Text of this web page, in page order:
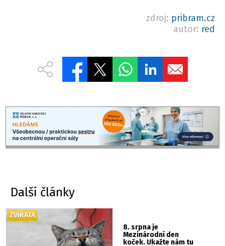
zdroj: pribram.cz
autor: red
Další články
8. srpna je
Mezinárodní den
koček. Ukažte nám tu
ZVÍŘATA